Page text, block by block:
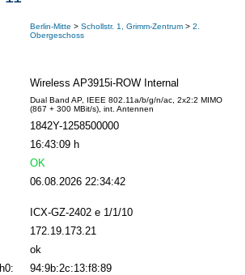
Berlin-Mitte >Schollstr. 1, Grimm-Zentrum >2.
Obergeschoss
Wireless AP3915i-ROW Internal
Dual Band AP, IEEE 802.11a/b/g/n/ac, 2x2:2 MIMO
(867 + 300 MBit/s), int. Antennen
1842Y-1258500000
16:43:09 h
OK
06.08.2026 22:34:42
ICX-GZ-2402 e 1/1/10
172.19.173.21
ok
94:9b:2c:13:f8:89